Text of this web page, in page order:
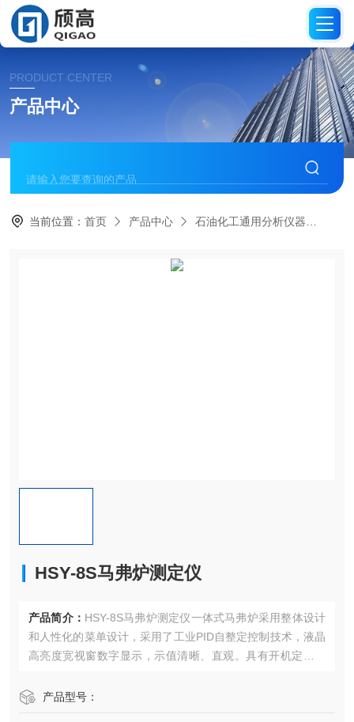
PRODUCT CENTER
产品中心
当前位置：首页 产品中心 石油化工通用分析仪器
HSY-8S马弗炉测定仪
产品简介： HSY-8S马弗炉测定仪一体式马弗炉采用整体设计
和人性化的菜单设计，采用了工业PID自整定控制技术，液晶
高亮度宽视窗数字显示，示值清晰、直观。具有开机定时或
温度过冲等弊病，控温效果。
产品型号：